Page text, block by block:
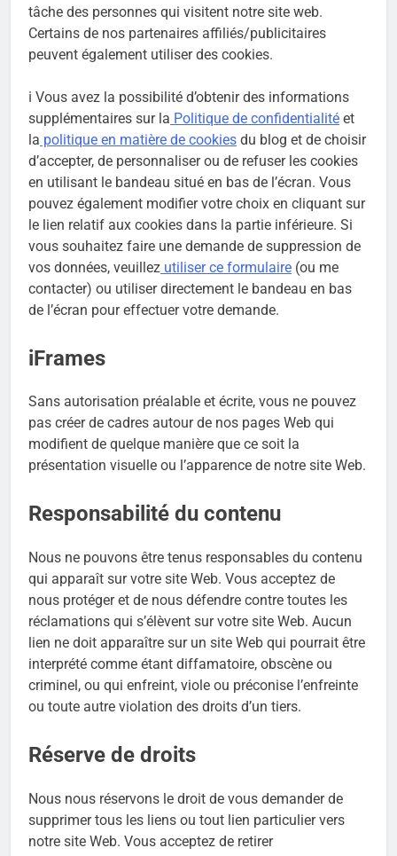
tâche des personnes qui visitent notre site web.
Certains de nos partenaires affiliés/publicitaires
peuvent également utiliser des cookies.
ℹ Vous avez la possibilité d’obtenir des informations
supplémentaires sur la Politique de confidentialité et
la politique en matière de cookies du blog et de choisir
d’accepter, de personnaliser ou de refuser les cookies
en utilisant le bandeau situé en bas de l’écran. Vous
pouvez également modifier votre choix en cliquant sur
le lien relatif aux cookies dans la partie inférieure. Si
vous souhaitez faire une demande de suppression de
vos données, veuillez utiliser ce formulaire (ou me
contacter) ou utiliser directement le bandeau en bas
de l’écran pour effectuer votre demande.
iFrames
Sans autorisation préalable et écrite, vous ne pouvez
pas créer de cadres autour de nos pages Web qui
modifient de quelque manière que ce soit la
présentation visuelle ou l’apparence de notre site Web.
Responsabilité du contenu
Nous ne pouvons être tenus responsables du contenu
qui apparaît sur votre site Web. Vous acceptez de
nous protéger et de nous défendre contre toutes les
réclamations qui s’élèvent sur votre site Web. Aucun
lien ne doit apparaître sur un site Web qui pourrait être
interprété comme étant diffamatoire, obscène ou
criminel, ou qui enfreint, viole ou préconise l’enfreinte
ou toute autre violation des droits d’un tiers.
Réserve de droits
Nous nous réservons le droit de vous demander de
supprimer tous les liens ou tout lien particulier vers
notre site Web. Vous acceptez de retirer